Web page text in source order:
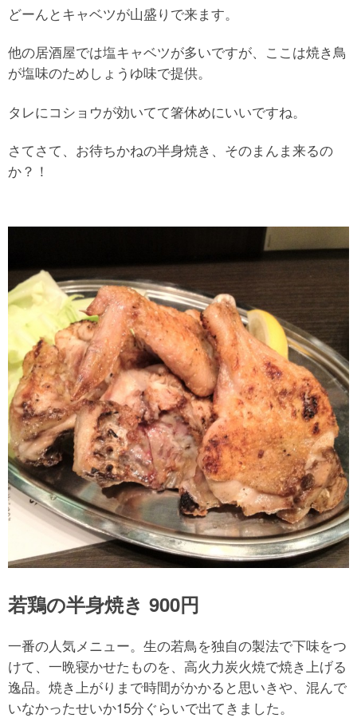
どーんとキャベツが山盛りで来ます。
他の居酒屋では塩キャベツが多いですが、ここは焼き鳥
が塩味のためしょうゆ味で提供。
タレにコショウが効いてて箸休めにいいですね。
さてさて、お待ちかねの半身焼き、そのまんま来るの
か？！
若鶏の半身焼き 900円
一番の人気メニュー。生の若鳥を独自の製法で下味をつ
けて、一晩寝かせたものを、高火力炭火焼で焼き上げる
逸品。焼き上がりまで時間がかかると思いきや、混んで
いなかったせいか15分ぐらいで出てきました。